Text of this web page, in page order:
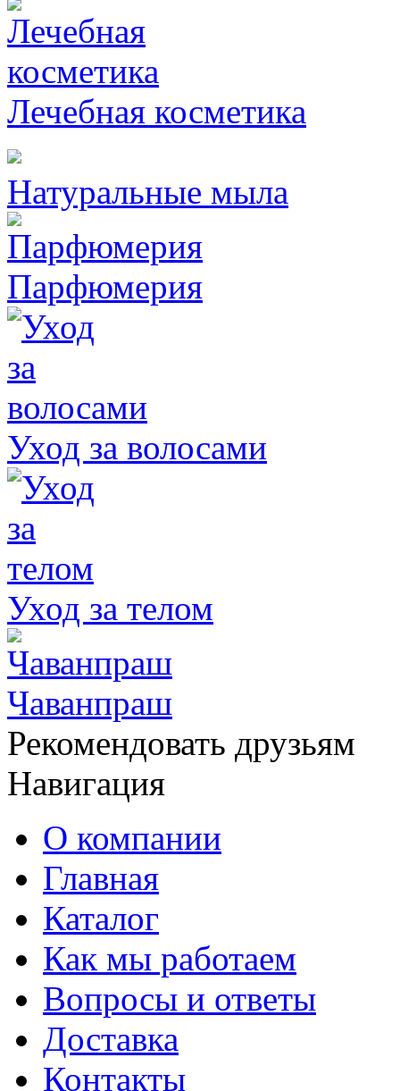
Лечебная косметика
Натуральные мыла
Парфюмерия
Уход за волосами
Уход за телом
Чаванпраш
Рекомендовать друзьям
Навигация
О компании
Главная
Каталог
Как мы работаем
Вопросы и ответы
Доставка
Контакты